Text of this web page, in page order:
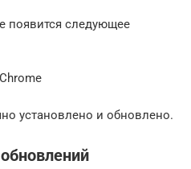
появится следующее
установлено и обновлено.